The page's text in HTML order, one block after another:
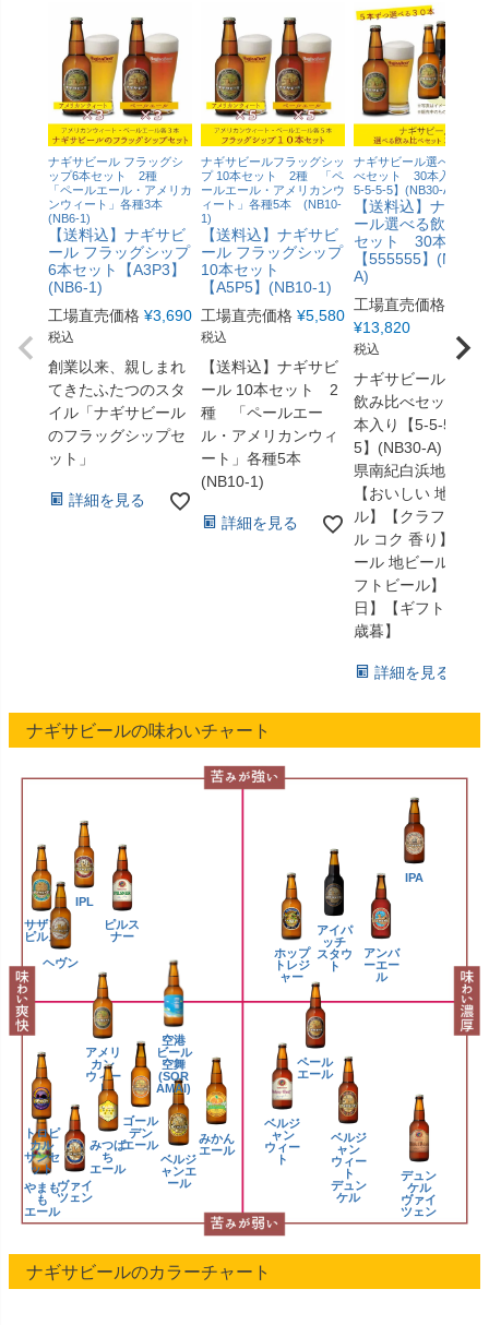
ナギサビール フラッグシ
ップ6本セット 2種
「ペールエール・アメリカ
ンウィート」各種3本
(NB6-1)
【送料込】ナギサビ
ール フラッグシップ
6本セット【A3P3】
(NB6-1)
工場直売価格 ¥3,690
税込
創業以来、親しまれ
てきたふたつのスタ
イル「ナギサビール
のフラッグシップセ
ット」
詳細を見る
ナギサビールフラッグシッ
プ 10本セット 2種 「ペ
ールエール・アメリカンウ
ィート」各種5本 (NB10-
1)
【送料込】ナギサビ
ール フラッグシップ
10本セット
【A5P5】(NB10-1)
工場直売価格 ¥5,580
税込
【送料込】ナギサビ
ール 10本セット 2
種 「ペールエー
ル・アメリカンウィ
ート」各種5本
(NB10-1)
詳細を見る
ナギサビール選べる飲み
べセット 30本入り【5-
5-5-5-5】(NB30-A)
【送料込】ナギサ
ール選べる飲み比
セット 30本入り
【555555】(NB30-
A)
工場直売価格
¥13,820
税込
ナギサビール選べ
飲み比べセット
本入り【5-5-5-5-5-
5】(NB30-A) 和歌
県南紀白浜地ビー
【おいしい 地ビー
ル】【クラフトビ
ル コク 香り】【ビ
ール 地ビール クラ
フトビール】【父
日】【ギフト】【
歳暮】
詳細を見る
ナギサビールの味わいチャート
アメリ
カン
ウィー
ト
ペール
エール
IPA
みかん
エール
アイパ
ッチ
スタウ
ト
ベルジ
ャン
ウィー
ト
ゴール
デン
エール
みつば
ち
エール
デュン
ケル
ヴァイ
ツェン
ヘヴン
ピルス
ナー
アンバ
ーエー
ル
ベルジ
ャン
ウィー
ト
デュン
ケル
ヴァイ
ツェン
ベルジ
ャンエ
ール
空港
ビール
空舞
(SOR
AMAI)
トロピ
カル
サンセ
ット
ホップ
トレジ
ャー
やまも
も
エール
サザン
ピルス
IPL
ナギサビールのカラーチャート